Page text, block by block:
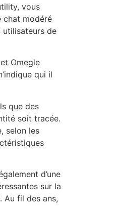
vous
chat modéré
utilisateurs de
Omegle
qui il
que des
soit tracée.
selon les
d’une
sur la
Au fil des ans,